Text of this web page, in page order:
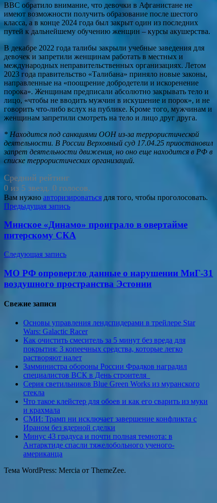
BBC обратило внимание, что девочки в Афганистане не
имеют возможности получить образование после шестого
класса, а в конце 2024 года был закрыт один из последних
путей к дальнейшему обучению женщин – курсы акушерства.
В декабре 2022 года талибы закрыли учебные заведения для
девочек и запретили женщинам работать в местных и
международных неправительственных организациях. Летом
2023 года правительство «Талибана» приняло новые законы,
направленные на «поощрение добродетели и искоренение
порока». Женщинам предписали абсолютно закрывать тело и
лицо, «чтобы не вводить мужчин в искушение и порок», и не
говорить что-либо вслух на публике. Кроме того, мужчинам и
женщинам запретили смотреть на тело и лицо друг друга.
* Находится под санкциями ООН из-за террористической
деятельности. В России Верховный суд 17.04.25 приостановил
запрет деятельности движения, но оно еще находится в РФ в
списке террористических организаций.
Средний рейтинг
0 из 5 звезд. 0 голосов.
Вам нужно авторизироваться для того, чтобы проголосовать.
Навигация
по
записям
Предыдущая запись
Минское «Динамо» проиграло в овертайме
питерскому СКА
Следующая запись
МО РФ опровергло данные о нарушении МиГ-31
воздушного пространства Эстонии
Свежие записи
Основы управления лендспидерами в трейлере Star
Wars: Galactic Racer
Как очистить смеситель за 5 минут без вреда для
покрытия: 3 копеечных средства, которые легко
растворяют налет
Замминистра обороны России Фрадков наградил
специалистов ВСК в День строителя
Серия светильников Blue Green Works из муранского
стекла
Что такое клейстер для обоев и как его сварить из муки
и крахмала
СМИ: Трамп ни исключает завершение конфликта с
Ираном без ядерной сделки
Минус 43 градуса и почти полная темнота: в
Антарктиде спасли тяжелобольного ученого-
американца
Тема WordPress: Mercia от ThemeZee.